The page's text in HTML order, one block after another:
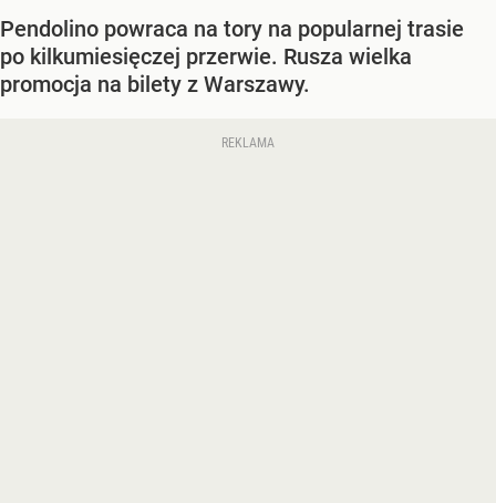
Pendolino powraca na tory na popularnej trasie
po kilkumiesięczej przerwie. Rusza wielka
promocja na bilety z Warszawy.